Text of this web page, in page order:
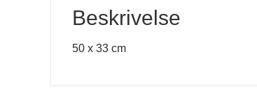
Beskrivelse
50 x 33 cm